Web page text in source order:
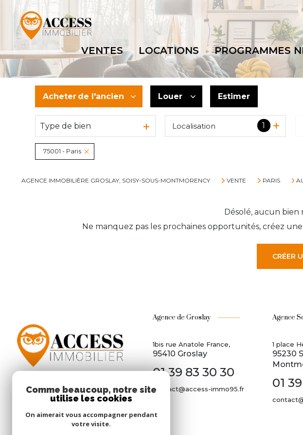
VENTES LOCATIONS PROGRAMMES
Acheter de l'ancien
De l'ancien
Du neuf
De l'immo pro
Louer
à l'année
Estimer
Type de bien 1
Localisation
75001 - Paris
AGENCE IMMOBILIÈRE GROSLAY, SOISY-SOUS-MONTMORENCY VENTE PARIS
Désolé, aucun
Ne manquez pas les prochaines opportunités, créez
CRÉER
Agence de Groslay
1bis rue Anatole France,
95410 Groslay
01 39 83 30 30
contact@access-immo95.fr
Agence
1 place
95230
01
Comme beaucoup, notre site
utilise les cookies
On aimerait vous accompagner pendant
votre visite.